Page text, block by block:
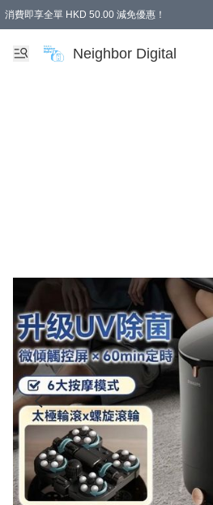
消費即享全單 HKD 50.00 減免優惠！
Neighbor Digital